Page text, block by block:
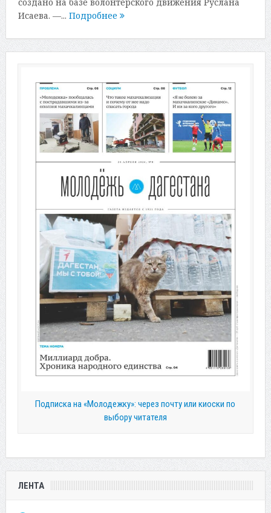
Исаева. —... Подробнее
Подписка на «Молодежку»: через почту или киоски по
выбору читателя
ЛЕНТА